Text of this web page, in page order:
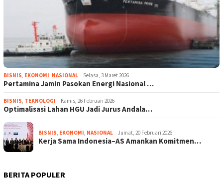
BISNIS, EKONOMI, NASIONAL Selasa, 3 Maret 2026
Pertamina Jamin Pasokan Energi Nasional …
BISNIS, TEKNOLOGI Kamis, 26 Februari 2026
Optimalisasi Lahan HGU Jadi Jurus Andala…
BISNIS, EKONOMI, NASIONAL Jumat, 20 Februari 2026
Kerja Sama Indonesia–AS Amankan Komitmen…
BERITA POPULER